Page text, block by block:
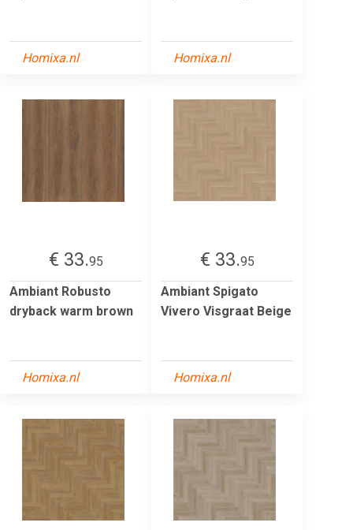
Homixa.nl Homixa.nl
€ 33.95
Ambiant Robusto
dryback warm brown
Homixa.nl
€ 33.95
Ambiant Spigato
Vivero Visgraat Beige
Homixa.nl